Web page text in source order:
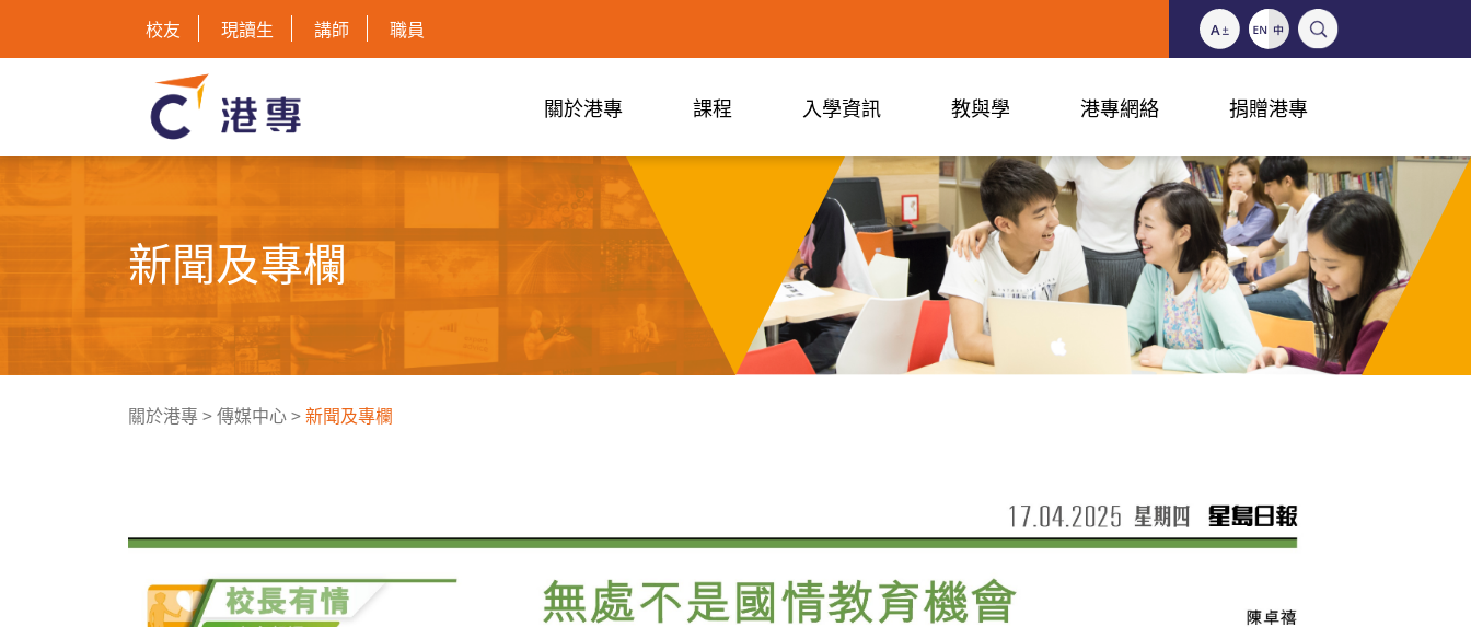
校友 現讀生 講師 職員
關於港專 課程 入學資訊 教與學 港專網絡 捐贈港專
新聞及專欄
關於港專>傳媒中心>新聞及專欄